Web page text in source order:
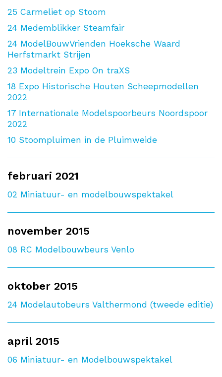
25 Carmeliet op Stoom
24 Medemblikker Steamfair
24 ModelBouwVrienden Hoeksche Waard
Herfstmarkt Strijen
23 Modeltrein Expo On traXS
18 Expo Historische Houten Scheepmodellen
2022
17 Internationale Modelspoorbeurs Noordspoor
2022
10 Stoompluimen in de Pluimweide
februari 2021
02 Miniatuur- en modelbouwspektakel
november 2015
08 RC Modelbouwbeurs Venlo
oktober 2015
24 Modelautobeurs Valthermond (tweede editie)
april 2015
06 Miniatuur- en Modelbouwspektakel